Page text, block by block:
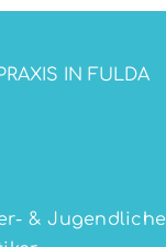
IN FULDA
& Jugendliche